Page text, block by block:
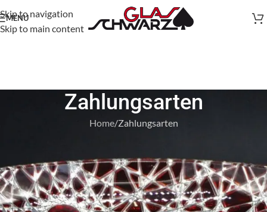
Skip to navigation
Skip to main content
MENU
Zahlungsarten
Home Zahlungsarten
Klarna
EPS